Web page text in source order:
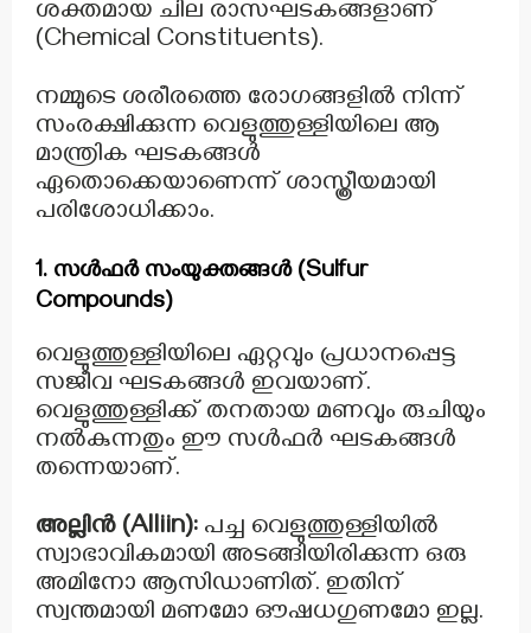
ശക്തമായ ചില രാസഘടകങ്ങളാണ്
(Chemical Constituents).
നമ്മുടെ ശരീരത്തെ രോഗങ്ങളിൽ നിന്ന്
സംരക്ഷിക്കുന്ന വെളുത്തുള്ളിയിലെ ആ
മാന്ത്രിക ഘടകങ്ങൾ
ഏതൊക്കെയാണെന്ന് ശാസ്ത്രീയമായി
പരിശോധിക്കാം.
1. സൾഫർ സംയുക്തങ്ങൾ (Sulfur
Compounds)
വെളുത്തുള്ളിയിലെ ഏറ്റവും പ്രധാനപ്പെട്ട
സജീവ ഘടകങ്ങൾ ഇവയാണ്.
വെളുത്തുള്ളിക്ക് തനതായ മണവും രുചിയും
നൽകുന്നതും ഈ സൾഫർ ഘടകങ്ങൾ
തന്നെയാണ്.
അല്ലിൻ (Alliin): പച്ച വെളുത്തുള്ളിയിൽ
സ്വാഭാവികമായി അടങ്ങിയിരിക്കുന്ന ഒരു
അമിനോ ആസിഡാണിത്. ഇതിന്
സ്വന്തമായി മണമോ ഔഷധഗുണമോ ഇല്ല.